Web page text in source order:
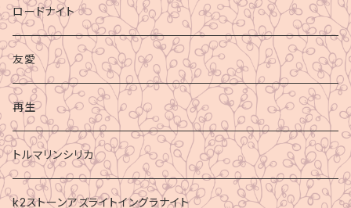
ロードナイト
友愛
再生
トルマリンシリカ
k2ストーンアズライトイングラナイト